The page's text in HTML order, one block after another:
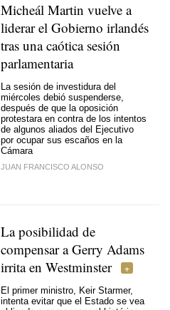
Micheál Martin vuelve a
liderar el Gobierno irlandés
tras una caótica sesión
parlamentaria
La sesión de investidura del
miércoles debió suspenderse,
después de que la oposición
protestara en contra de los intentos
de algunos aliados del Ejecutivo
por ocupar sus escaños en la
Cámara
JUAN FRANCISCO ALONSO
La posibilidad de
compensar a Gerry Adams
irrita en Westminster
El primer ministro, Keir Starmer,
intenta evitar que el Estado se vea